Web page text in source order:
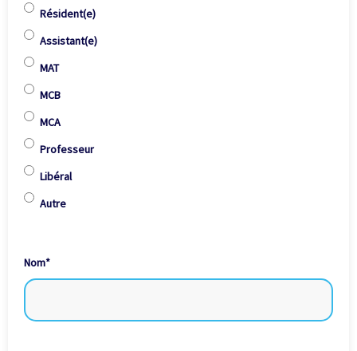
Résident(e)
Assistant(e)
MAT
MCB
MCA
Professeur
Libéral
Autre
Nom*